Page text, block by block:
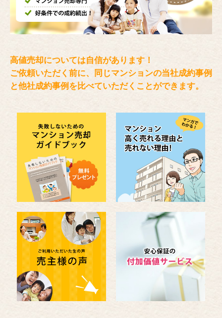
高値売却については自信があります！
ご依頼いただく前に、同じマンションの当社成約事例
と他社成約事例を比べていただくことができます。